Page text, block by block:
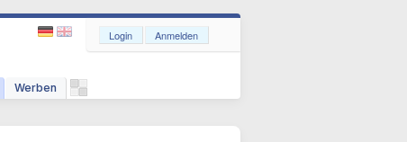
Werben
Login Anmelden